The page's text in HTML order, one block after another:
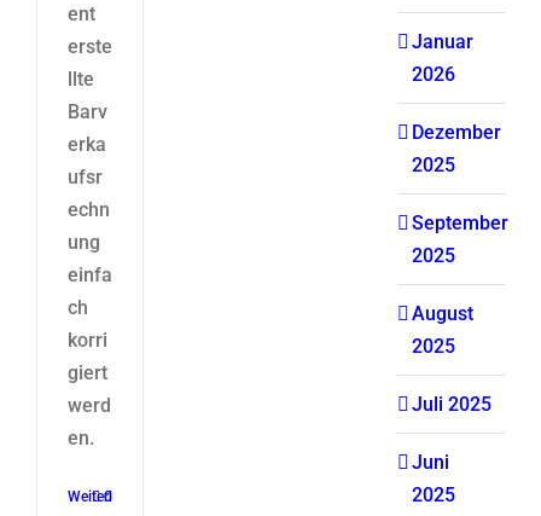
ent
erste
llte
Barv
erka
ufsr
echn
ung
einfa
ch
korri
giert
werd
en.
Weiterlesen
0
Januar
2026
Dezember
2025
September
2025
August
2025
Juli 2025
Juni
2025